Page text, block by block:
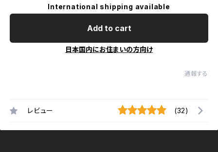
International shipping available
Add to cart
日本国内にお住まいの方向け
通報する
レビュー (32)